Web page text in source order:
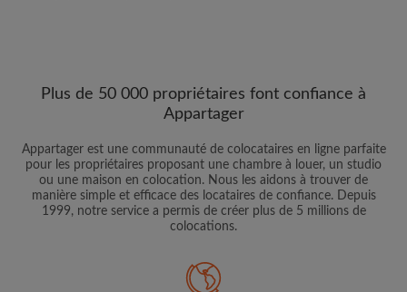
Plus de 50 000 propriétaires font confiance à
Appartager
Appartager est une communauté de colocataires en ligne parfaite
pour les propriétaires proposant une chambre à louer, un studio
ou une maison en colocation. Nous les aidons à trouver de
manière simple et efficace des locataires de confiance. Depuis
1999, notre service a permis de créer plus de 5 millions de
colocations.